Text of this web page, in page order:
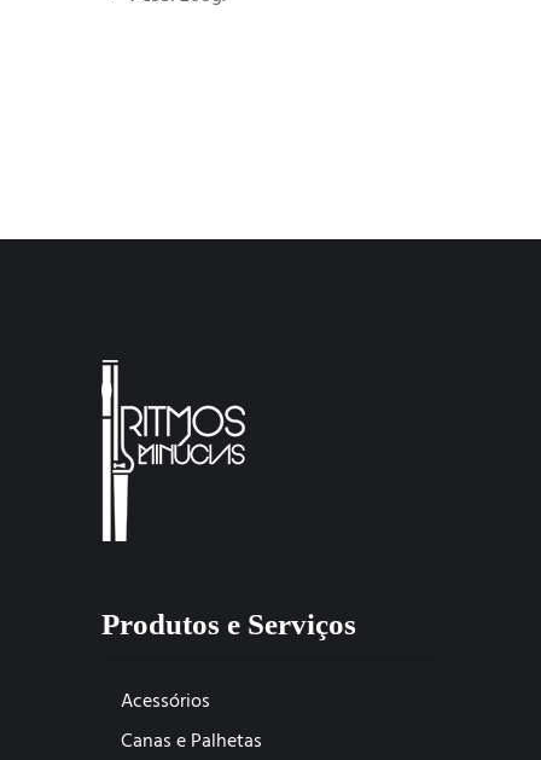
Produtos e Serviços
Acessórios
Canas e Palhetas